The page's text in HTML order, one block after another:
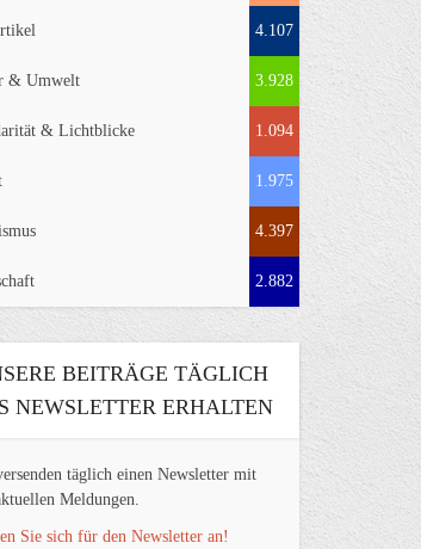
4.107
& Umwelt 3.928
& Lichtblicke 1.094
1.975
4.397
2.882
BEITRÄGE TÄGLICH
NEWSLETTER ERHALTEN
täglich einen Newsletter mit
Meldungen.
Sie sich für den Newsletter an!